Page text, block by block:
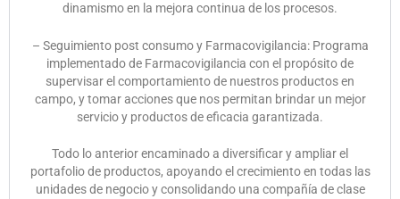
dinamismo en la mejora continua de los procesos.
– Seguimiento post consumo y Farmacovigilancia: Programa
implementado de Farmacovigilancia con el propósito de
supervisar el comportamiento de nuestros productos en
campo, y tomar acciones que nos permitan brindar un mejor
servicio y productos de eficacia garantizada.
Todo lo anterior encaminado a diversificar y ampliar el
portafolio de productos, apoyando el crecimiento en todas las
unidades de negocio y consolidando una compañía de clase